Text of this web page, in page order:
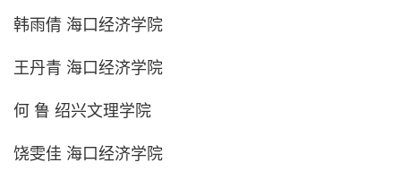
韩雨倩 海口经济学院
王丹青 海口经济学院
何 鲁 绍兴文理学院
饶雯佳 海口经济学院